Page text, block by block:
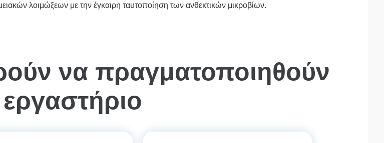
λοιμώξεων με την έγκαιρη ταυτοποίηση των ανθεκτικών μικροβίων.
να πραγματοποιηθούν